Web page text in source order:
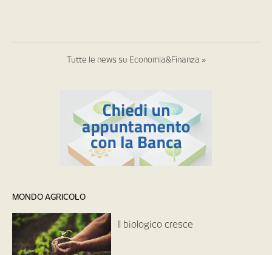
Tutte le news su Economia&Finanza »
MONDO AGRICOLO
Il biologico cresce